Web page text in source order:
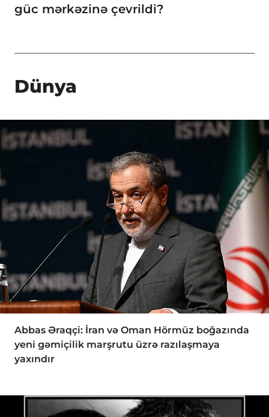
güc mərkəzinə çevrildi?
Dünya
Abbas Əraqçi: İran və Oman Hörmüz boğazında
yeni gəmiçilik marşrutu üzrə razılaşmaya
yaxındır